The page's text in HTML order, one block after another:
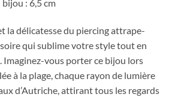
: 6,5 cm
la délicatesse du piercing attrape-
qui sublime votre style tout en
Imaginez-vous porter ce bijou lors
à la plage, chaque rayon de lumière
d’Autriche, attirant tous les regards